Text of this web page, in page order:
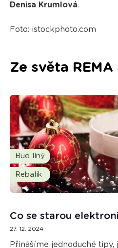
Denisa Krumlová.
Foto: istockphoto.com
Ze světa REMA
Buď líný
Rebalík
Co se starou
27. 12. 2024
Přinášíme jednoduché